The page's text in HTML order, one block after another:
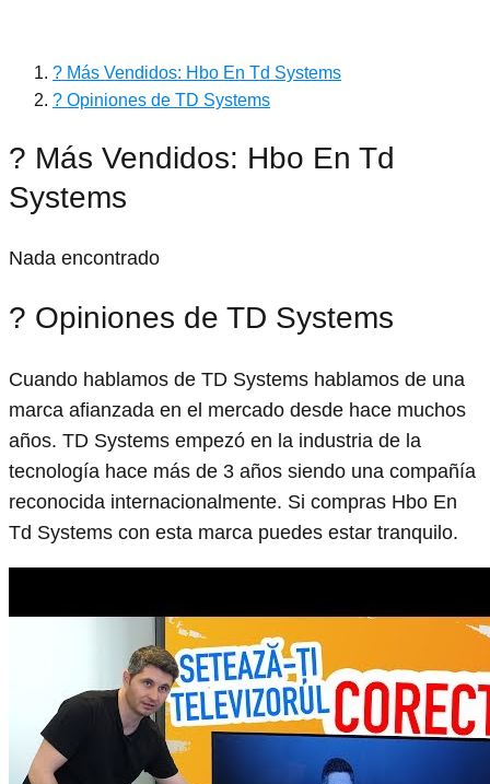
? Más Vendidos: Hbo En Td Systems
? Opiniones de TD Systems
? Más Vendidos: Hbo En Td
Systems
Nada encontrado
? Opiniones de TD Systems
Cuando hablamos de TD Systems hablamos de una
marca afianzada en el mercado desde hace muchos
años. TD Systems empezó en la industria de la
tecnología hace más de 3 años siendo una compañía
reconocida internacionalmente. Si compras Hbo En
Td Systems con esta marca puedes estar tranquilo.